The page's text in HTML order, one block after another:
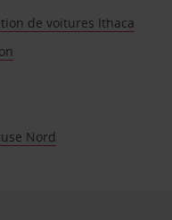
de voitures Ithaca
Nord